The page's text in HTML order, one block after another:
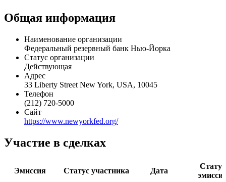
Общая информация
Наименование организации
Федеральный резервный банк Нью-Йорка
Статус организации
Действующая
Адрес
33 Liberty Street New York, USA, 10045
Телефон
(212) 720-5000
Сайт
https://www.newyorkfed.org/
Участие в сделках
Эмиссия Статус участника Дата
Статус